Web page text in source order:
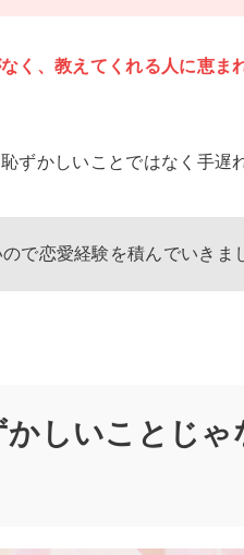
く、教えてくれる人に恵ま
ずかしいことではなく手遅
で恋愛経験を積んでいきま
かしいことじゃ